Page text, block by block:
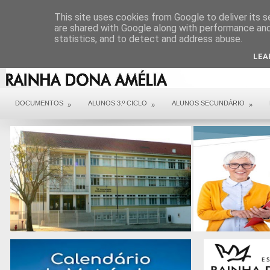
DOCUMENTOS » ALUNOS 3.º CICLO » ALUNOS SECUNDÁRIO »
This site uses cookies from Google to deliver its
are shared with Google along with performance
statistics, and to detect and address abuse.